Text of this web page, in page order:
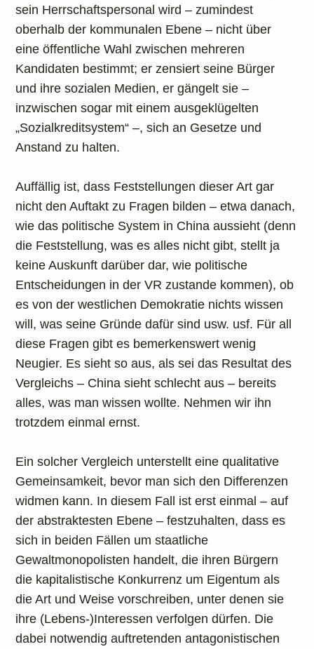
sein Herrschaftspersonal wird – zumindest
oberhalb der kommunalen Ebene – nicht über
eine öffentliche Wahl zwischen mehreren
Kandidaten bestimmt; er zensiert seine Bürger
und ihre sozialen Medien, er gängelt sie –
inzwischen sogar mit einem ausgeklügelten
„Sozialkreditsystem“ –, sich an Gesetze und
Anstand zu halten.
Auffällig ist, dass Feststellungen dieser Art gar
nicht den Auftakt zu Fragen bilden – etwa danach,
wie das politische System in China aussieht (denn
die Feststellung, was es alles nicht gibt, stellt ja
keine Auskunft darüber dar, wie politische
Entscheidungen in der VR zustande kommen), ob
es von der westlichen Demokratie nichts wissen
will, was seine Gründe dafür sind usw. usf. Für all
diese Fragen gibt es bemerkenswert wenig
Neugier. Es sieht so aus, als sei das Resultat des
Vergleichs – China sieht schlecht aus – bereits
alles, was man wissen wollte. Nehmen wir ihn
trotzdem einmal ernst.
Ein solcher Vergleich unterstellt eine qualitative
Gemeinsamkeit, bevor man sich den Differenzen
widmen kann. In diesem Fall ist erst einmal – auf
der abstraktesten Ebene – festzuhalten, dass es
sich in beiden Fällen um staatliche
Gewaltmonopolisten handelt, die ihren Bürgern
die kapitalistische Konkurrenz um Eigentum als
die Art und Weise vorschreiben, unter denen sie
ihre (Lebens-)Interessen verfolgen dürfen. Die
dabei notwendig auftretenden antagonistischen